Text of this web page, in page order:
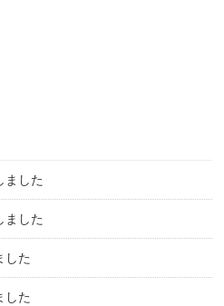
ました
ました
した
した